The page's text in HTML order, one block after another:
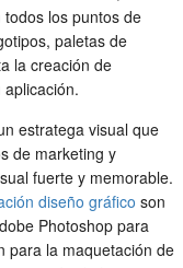
los puntos de
paletas de
la creación de
estratega visual que
de marketing y
fuerte y memorable.
diseño gráfico son
Photoshop para
para la maquetación de